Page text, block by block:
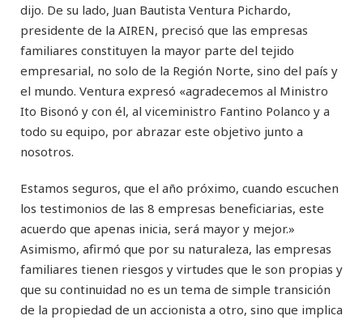
dijo. De su lado, Juan Bautista Ventura Pichardo,
presidente de la AIREN, precisó que las empresas
familiares constituyen la mayor parte del tejido
empresarial, no solo de la Región Norte, sino del país y
el mundo. Ventura expresó «agradecemos al Ministro
Ito Bisonó y con él, al viceministro Fantino Polanco y a
todo su equipo, por abrazar este objetivo junto a
nosotros.
Estamos seguros, que el año próximo, cuando escuchen
los testimonios de las 8 empresas beneficiarias, este
acuerdo que apenas inicia, será mayor y mejor.»
Asimismo, afirmó que por su naturaleza, las empresas
familiares tienen riesgos y virtudes que le son propias y
que su continuidad no es un tema de simple transición
de la propiedad de un accionista a otro, sino que implica